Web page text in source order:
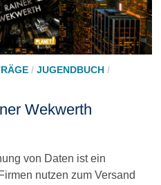
/ JUGENDBUCH/
Wekwerth
von Daten ist ein
nutzen zum Versand